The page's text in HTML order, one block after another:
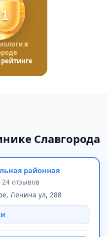
1
в
Славгорода
районная
·24 отзывов
Ленина ул, 288